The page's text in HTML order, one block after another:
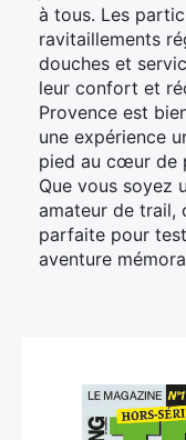
à tous. Les
ravitaillements
douches et
leur confort et
Provence est
une expérience
pied au cœur de
Que vous soyez
amateur de trail,
parfaite pour
aventure